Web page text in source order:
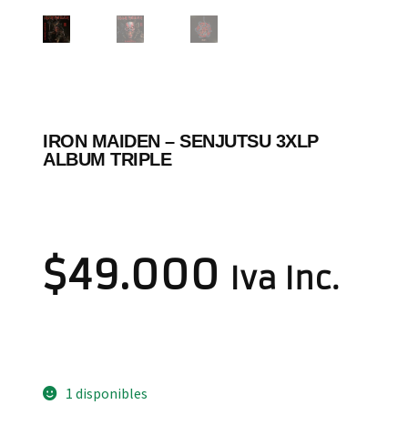
IRON MAIDEN – SENJUTSU 3XLP
ALBUM TRIPLE
$49.000 Iva Inc.
1 disponibles